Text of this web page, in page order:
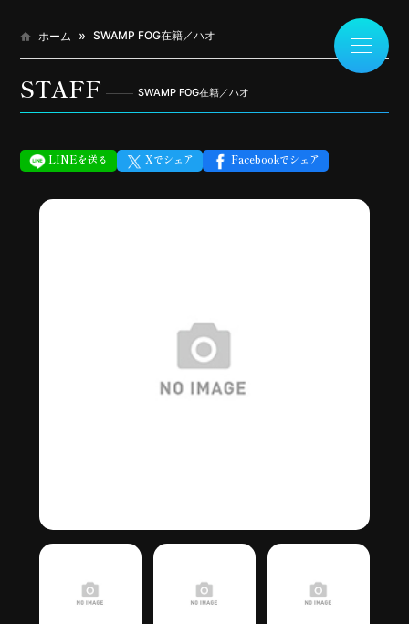
ホーム SWAMP FOG在籍／ハオ
STAFF SWAMP FOG在籍／ハオ
LINEを送る Xでシェア Facebookでシェア